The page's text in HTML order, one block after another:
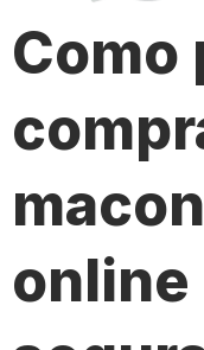
Como
online